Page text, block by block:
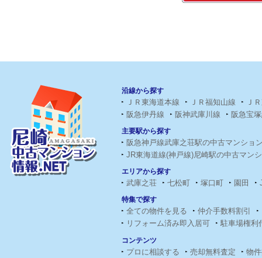
沿線から探す
ＪＲ東海道本線 ＪＲ福知山線
Ｊ
阪急伊丹線
阪神武庫川線 阪急宝
主要駅から探す
阪急神戸線武庫之荘駅の中古マンショ
JR東海道線(神戸線)尼崎駅の中古マン
エリアから探す
武庫之荘 七松町 塚口町 園田
特集で探す
全ての物件を見る 仲介手数料割引
リフォーム済み即入居可
駐車場権利
コンテンツ
プロに相談する 売却無料査定 物